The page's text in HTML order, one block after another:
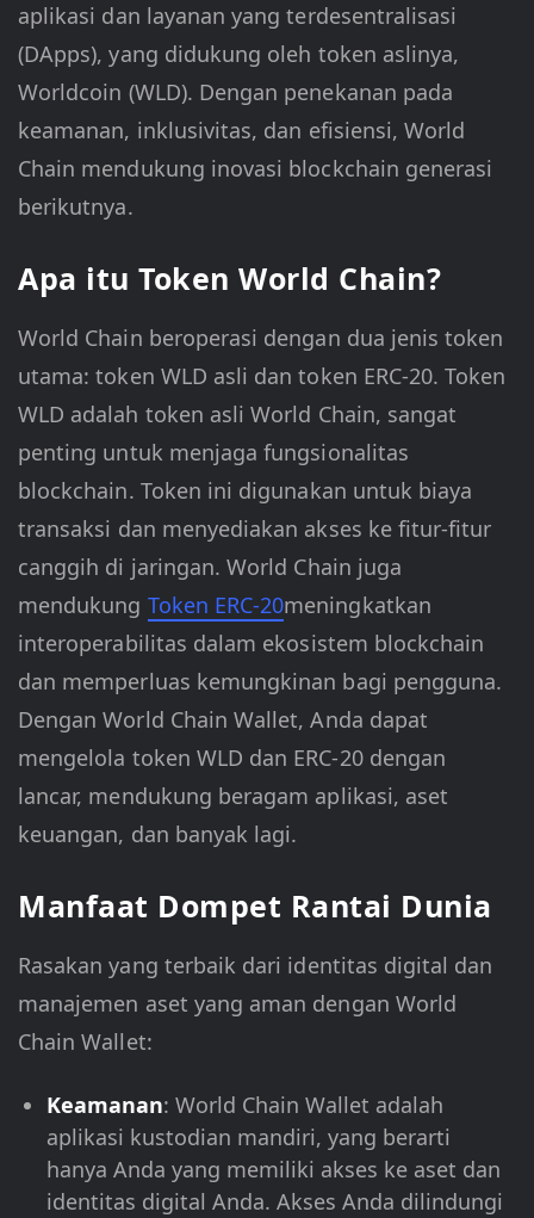
aplikasi dan layanan yang terdesentralisasi
(DApps), yang didukung oleh token aslinya,
Worldcoin (WLD). Dengan penekanan pada
keamanan, inklusivitas, dan efisiensi, World
Chain mendukung inovasi blockchain generasi
berikutnya.
Apa itu Token World Chain?
World Chain beroperasi dengan dua jenis token
utama: token WLD asli dan token ERC-20. Token
WLD adalah token asli World Chain, sangat
penting untuk menjaga fungsionalitas
blockchain. Token ini digunakan untuk biaya
transaksi dan menyediakan akses ke fitur-fitur
canggih di jaringan. World Chain juga
mendukung Token ERC-20meningkatkan
interoperabilitas dalam ekosistem blockchain
dan memperluas kemungkinan bagi pengguna.
Dengan World Chain Wallet, Anda dapat
mengelola token WLD dan ERC-20 dengan
lancar, mendukung beragam aplikasi, aset
keuangan, dan banyak lagi.
Manfaat Dompet Rantai Dunia
Rasakan yang terbaik dari identitas digital dan
manajemen aset yang aman dengan World
Chain Wallet:
Keamanan: World Chain Wallet adalah
aplikasi kustodian mandiri, yang berarti
hanya Anda yang memiliki akses ke aset dan
identitas digital Anda. Akses Anda dilindungi